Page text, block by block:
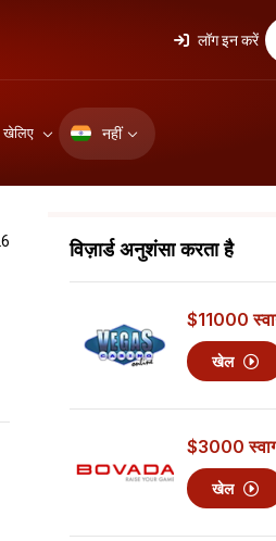
लॉग इन करें
खेलिए नहीं
विज़ार्ड अनुशंसा करता है
$11000
खेल
$3000
खेल